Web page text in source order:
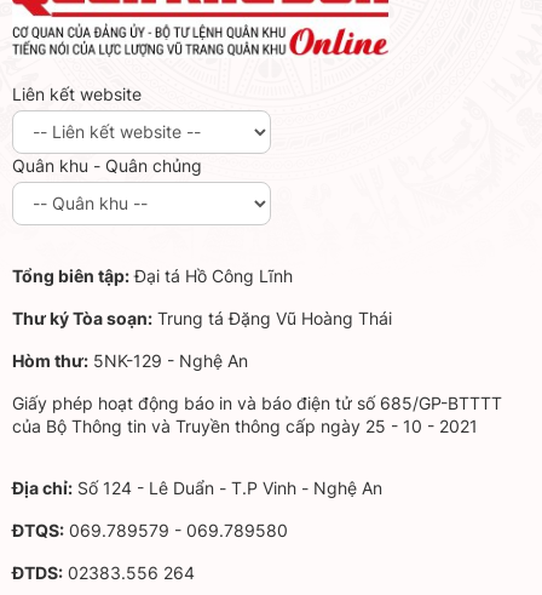
Liên kết website
Quân khu - Quân chủng
Tổng biên tập:Đại tá Hồ Công Lĩnh
Thư ký Tòa soạn: Trung tá Đặng Vũ Hoàng Thái
Hòm thư: 5NK-129 - Nghệ An
Giấy phép hoạt động báo in và báo điện tử số 685/GP-BTTTT
của Bộ Thông tin và Truyền thông cấp ngày 25 - 10 - 2021
Địa chỉ: Số 124 - Lê Duẩn - T.P Vinh - Nghệ An
ĐTQS: 069.789579 - 069.789580
ĐTDS: 02383.556 264